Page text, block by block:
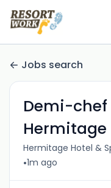
Jobs search
Demi-
Hermitage
Hermitage Hotel &
•1m ago